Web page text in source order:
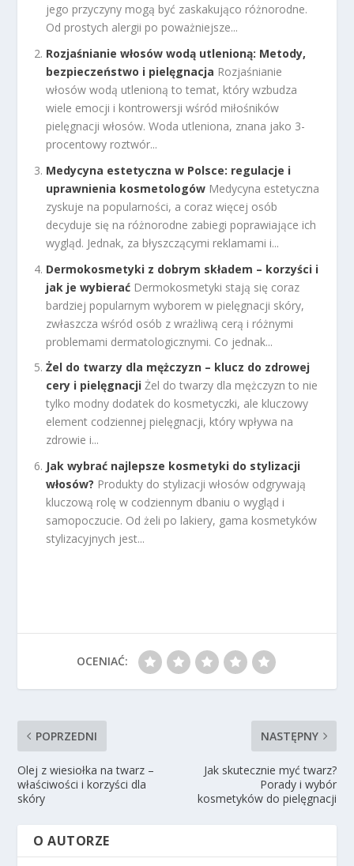
jego przyczyny mogą być zaskakująco różnorodne.
Od prostych alergii po poważniejsze...
Rozjaśnianie włosów wodą utlenioną: Metody,
bezpieczeństwo i pielęgnacja Rozjaśnianie
włosów wodą utlenioną to temat, który wzbudza
wiele emocji i kontrowersji wśród miłośników
pielęgnacji włosów. Woda utleniona, znana jako 3-
procentowy roztwór...
Medycyna estetyczna w Polsce: regulacje i
uprawnienia kosmetologów Medycyna estetyczna
zyskuje na popularności, a coraz więcej osób
decyduje się na różnorodne zabiegi poprawiające ich
wygląd. Jednak, za błyszczącymi reklamami i...
Dermokosmetyki z dobrym składem – korzyści i
jak je wybierać Dermokosmetyki stają się coraz
bardziej popularnym wyborem w pielęgnacji skóry,
zwłaszcza wśród osób z wrażliwą cerą i różnymi
problemami dermatologicznymi. Co jednak...
Żel do twarzy dla mężczyzn – klucz do zdrowej
cery i pielęgnacji Żel do twarzy dla mężczyzn to nie
tylko modny dodatek do kosmetyczki, ale kluczowy
element codziennej pielęgnacji, który wpływa na
zdrowie i...
Jak wybrać najlepsze kosmetyki do stylizacji
włosów? Produkty do stylizacji włosów odgrywają
kluczową rolę w codziennym dbaniu o wygląd i
samopoczucie. Od żeli po lakiery, gama kosmetyków
stylizacyjnych jest...
OCENIAĆ:
POPRZEDNI
Olej z wiesiołka na twarz –
właściwości i korzyści dla
skóry
NASTĘPNY
Jak skutecznie myć twarz?
Porady i wybór
kosmetyków do pielęgnacji
O AUTORZE